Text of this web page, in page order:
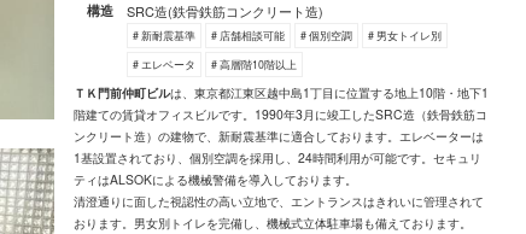
構造 SRC造(鉄骨鉄筋コンクリート造)
# 新耐震基準 # 店舗相談可能 # 個別空調
# 男女トイレ別
# エレベータ
# 高層階10階以上
ＴＫ門前仲町ビルは、東京都江東区越中島1丁目に位置する地上10階・地下1
階建ての賃貸オフィスビルです。1990年3月に竣工したSRC造（鉄骨鉄筋コ
ンクリート造）の建物で、新耐震基準に適合しております。エレベーターは
1基設置されており、個別空調を採用し、24時間利用が可能です。セキュリ
ティはALSOKによる機械警備を導入しております。
清澄通りに面した視認性の高い立地で、エントランスはきれいに管理されて
おります。男女別トイレを完備し、機械式立体駐車場も備えております。